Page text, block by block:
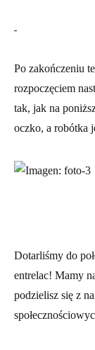
Po zakończeniu
rozpoczęciem
tak, jak na
oczko, a robótka
Dotarliśmy do
entrelac! Mamy
podzielisz się z